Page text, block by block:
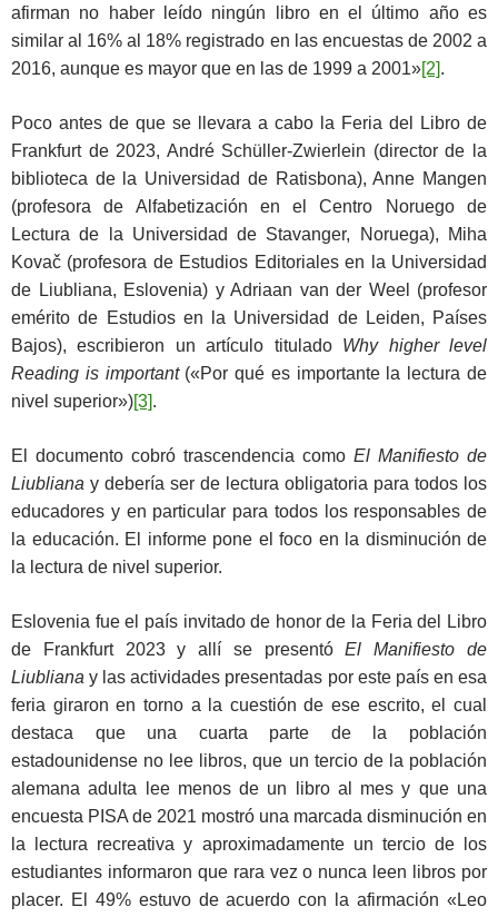
afirman no haber leído ningún libro en el último año es
similar al 16% al 18% registrado en las encuestas de 2002 a
2016, aunque es mayor que en las de 1999 a 2001»[2].
Poco antes de que se llevara a cabo la Feria del Libro de
Frankfurt de 2023, André Schüller-Zwierlein (director de la
biblioteca de la Universidad de Ratisbona), Anne Mangen
(profesora de Alfabetización en el Centro Noruego de
Lectura de la Universidad de Stavanger, Noruega), Miha
Kovač (profesora de Estudios Editoriales en la Universidad
de Liubliana, Eslovenia) y Adriaan van der Weel (profesor
emérito de Estudios en la Universidad de Leiden, Países
Bajos), escribieron un artículo titulado Why higher level
Reading is important («Por qué es importante la lectura de
nivel superior»)[3].
El documento cobró trascendencia como El Manifiesto de
Liubliana y debería ser de lectura obligatoria para todos los
educadores y en particular para todos los responsables de
la educación. El informe pone el foco en la disminución de
la lectura de nivel superior.
Eslovenia fue el país invitado de honor de la Feria del Libro
de Frankfurt 2023 y allí se presentóEl Manifiesto de
Liubliana y las actividades presentadas por este país en esa
feria giraron en torno a la cuestión de ese escrito, el cual
destaca que una cuarta parte de la población
estadounidense no lee libros, que un tercio de la población
alemana adulta lee menos de un libro al mes y que una
encuesta PISA de 2021 mostró una marcada disminución en
la lectura recreativa y aproximadamente un tercio de los
estudiantes informaron que rara vez o nunca leen libros por
placer. El 49% estuvo de acuerdo con la afirmación «Leo